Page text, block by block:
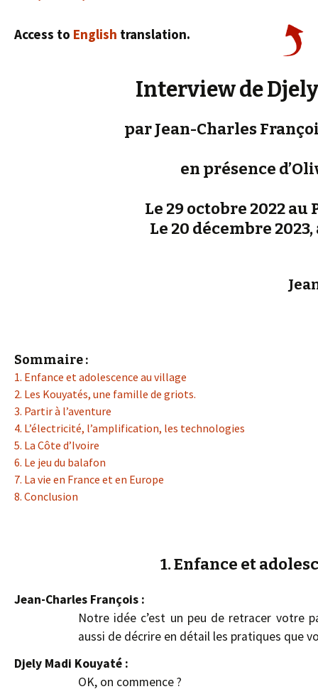
Access to English translation.
Interview de
par Jean-Charles
en présence
Le 29 octobre 2022
Le 20 décembre
Sommaire :
1. Enfance et adolescence au village
2. Les Kouyatés, une famille de griots.
3. Partir à l’aventure
4. L’électricité, l’amplification, les technologies
5. La Côte d’Ivoire
6. Le jeu du balafon
7. La vie en France et en Europe
8. Conclusion
1. Enfance et
Jean-Charles François :
Notre idée c’est un peu de retracer votre
aussi de décrire en détail les pratiques que
Djely Madi Kouyaté :
OK, on commence ?